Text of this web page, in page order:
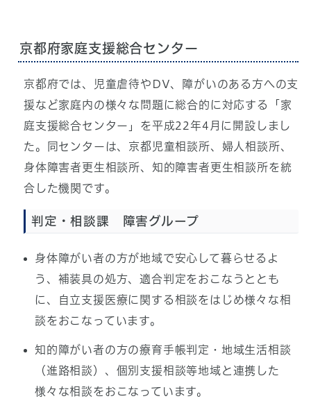
京都府家庭支援総合センター
京都府では、児童虐待やDV、障がいのある方への支
援など家庭内の様々な問題に総合的に対応する「家
庭支援総合センター」を平成22年4月に開設しまし
た。同センターは、京都児童相談所、婦人相談所、
身体障害者更生相談所、知的障害者更生相談所を統
合した機関です。
判定・相談課 障害グループ
身体障がい者の方が地域で安心して暮らせるよ
う、補装具の処方、適合判定をおこなうととも
に、自立支援医療に関する相談をはじめ様々な相
談をおこなっています。
知的障がい者の方の療育手帳判定・地域生活相談
（進路相談）、個別支援相談等地域と連携した
様々な相談をおこなっています。